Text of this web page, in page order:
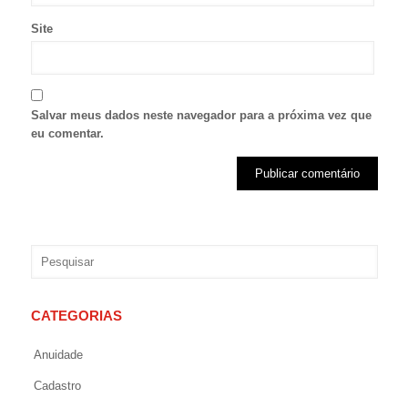
Site
Salvar meus dados neste navegador para a próxima vez que
eu comentar.
CATEGORIAS
Anuidade
Cadastro